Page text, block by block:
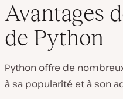
Avantages
de Python
Python offre de
à sa popularité et à son